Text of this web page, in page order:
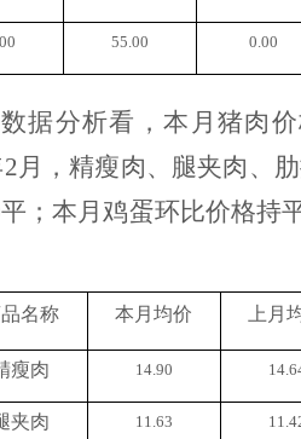
55.00 0.00
据分析看，本月猪肉
月，精瘦肉、腿夹肉、
；本月鸡蛋环比价格
名称 本月均价 上月
瘦肉 14.90
夹肉 11.63